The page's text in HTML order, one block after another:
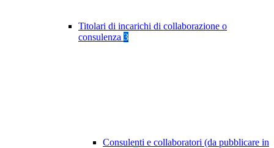
Titolari di incarichi di collaborazione o
consulenza 3
Consulenti e collaboratori (da pubblicare in